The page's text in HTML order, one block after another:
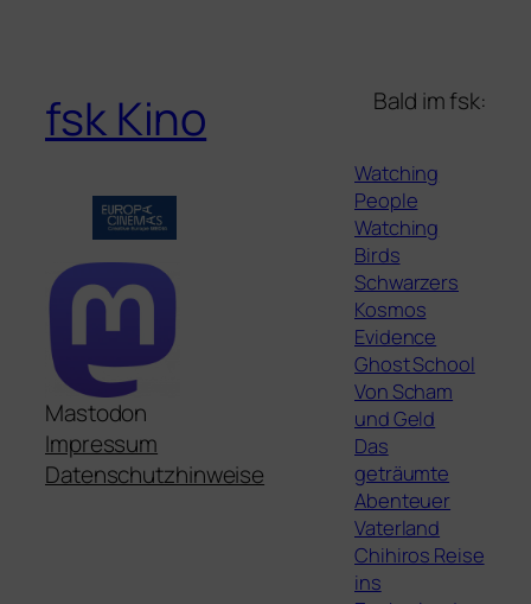
fsk Kino
Mastodon
Impressum
Datenschutzhinweise
Bald im fsk:
Watching
People
Watching
Birds
Schwarzers
Kosmos
Evidence
Ghost School
Von Scham
und Geld
Das
geträumte
Abenteuer
Vaterland
Chihiros Reise
ins